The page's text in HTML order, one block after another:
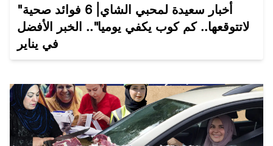
"أخبار سعيدة لمحبي الشاي| 6 فوائد صحية
لاتتوقعها.. كم كوب يكفي يوميا".. الخبر الأفضل
في يناير